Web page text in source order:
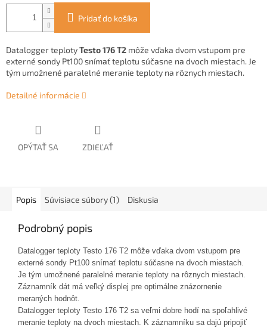
Pridať do košíka
Datalogger teplotyTesto 176 T2 môže vďaka dvom vstupom pre
externé sondy Pt100 snímať teplotu súčasne na dvoch miestach. Je
tým umožnené paralelné meranie teploty na rôznych miestach.
Detailné informácie
OPÝTAŤ SA ZDIEĽAŤ
Popis Súvisiace súbory (1) Diskusia
Podrobný popis
Datalogger teploty Testo 176 T2 môže vďaka dvom vstupom pre
externé sondy Pt100 snímať teplotu súčasne na dvoch miestach.
Je tým umožnené paralelné meranie teploty na rôznych miestach.
Záznamník dát má veľký displej pre optimálne znázornenie
meraných hodnôt.
Datalogger teploty Testo 176 T2 sa veľmi dobre hodí na spoľahlivé
meranie teploty na dvoch miestach. K záznamníku sa dajú pripojiť